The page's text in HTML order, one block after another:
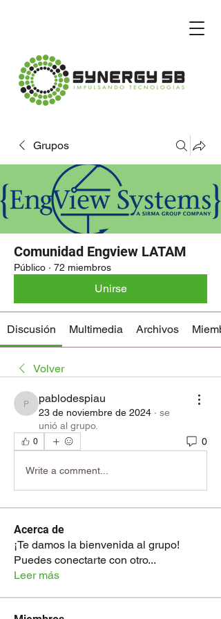
Grupos
Comunidad Engview LATAM
Público · 72 miembros
Unirse
Discusión Multimedia Archivos
Volver
pablodespiau
pablodespiau
23 de noviembre de 2024 · se
unió al grupo.
0 0
Write a comment...
Acerca de
¡Te damos la bienvenida al grupo!
Puedes conectarte con otro...
Leer más